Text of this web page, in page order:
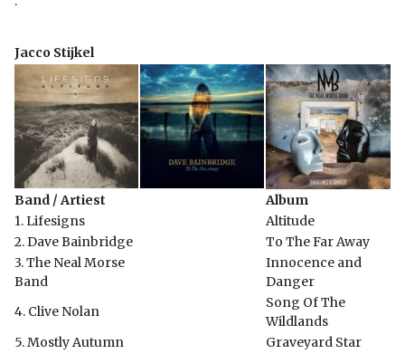
Jacco Stijkel
Band / Artiest
Album
1. Lifesigns
Altitude
2. Dave Bainbridge
To The Far Away
3. The Neal Morse
Band
Innocence and
Danger
4. Clive Nolan
Song Of The
Wildlands
5. Mostly Autumn
Graveyard Star